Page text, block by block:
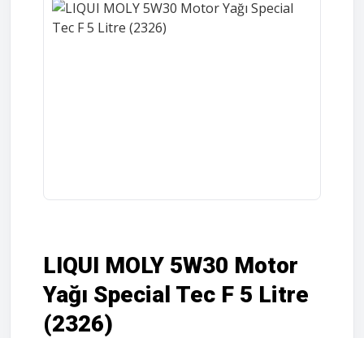
LIQUI MOLY 5W30 Motor
Yağı Special Tec F 5 Litre
(2326)